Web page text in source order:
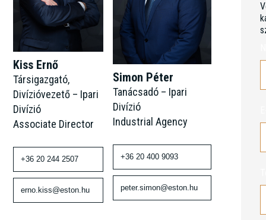
Kiss Ernő
Társigazgató,
Divízióvezető – Ipari
Divízió
Associate Director
+36 20 244 2507
erno.kiss@eston.hu
Simon Péter
Tanácsadó – Ipari
Divízió
Industrial Agency
+36 20 400 9093
peter.simon@eston.hu